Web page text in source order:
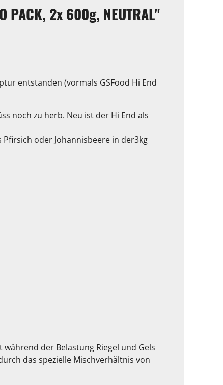
2x 600g, NEUTRAL"
entstanden (vormals GSFood Hi End
noch zu herb. Neu ist der Hi End als
oder Johannisbeere in der3kg
der Belastung Riegel und Gels
das spezielle Mischverhältnis von